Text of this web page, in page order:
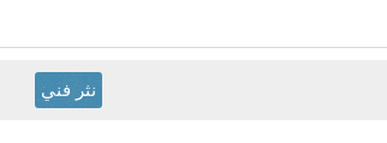
نثر فني